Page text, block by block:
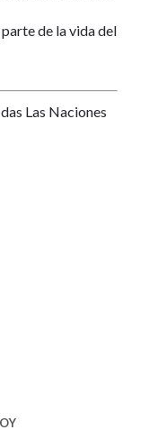
de la vida del
Las Naciones